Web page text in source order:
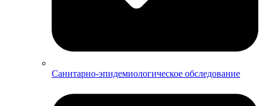
Санитарно-эпидемиологическое обследование